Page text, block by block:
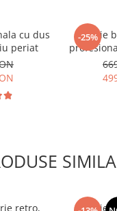
cu dus
periat
-25%
Baterie
pornire
extractibil
functii de
retro,
Baterie